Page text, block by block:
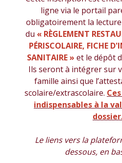
ligne via le portail
obligatoirement la
du « RÈGLEMENT
PÉRISCOLAIRE, FICHE
SANITAIRE » et le dépôt
Ils seront à intégrer sur
famille ainsi que
scolaire/extrascolaire.
indispensables à la
Le liens vers la
dessous, en